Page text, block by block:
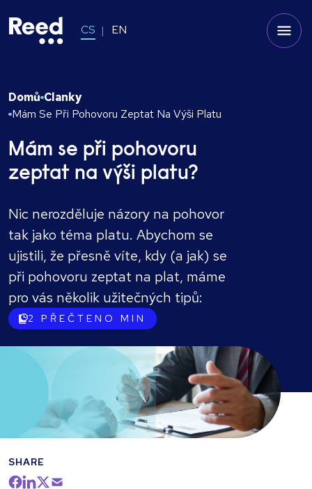
CS EN
Domů Clanky
Mám Se Při Pohovoru Zeptat Na Výši Platu
Mám se při pohovoru
zeptat na výši platu?
Nic nerozděluje názory na pohovor
tak jako téma platu. Abychom se
ujistili, že přesně víte, kdy (a jak) se
při pohovoru zeptat na plat, máme
pro vás několik užitečných tipů:
2 PŘEČTENO MIN
SHARE